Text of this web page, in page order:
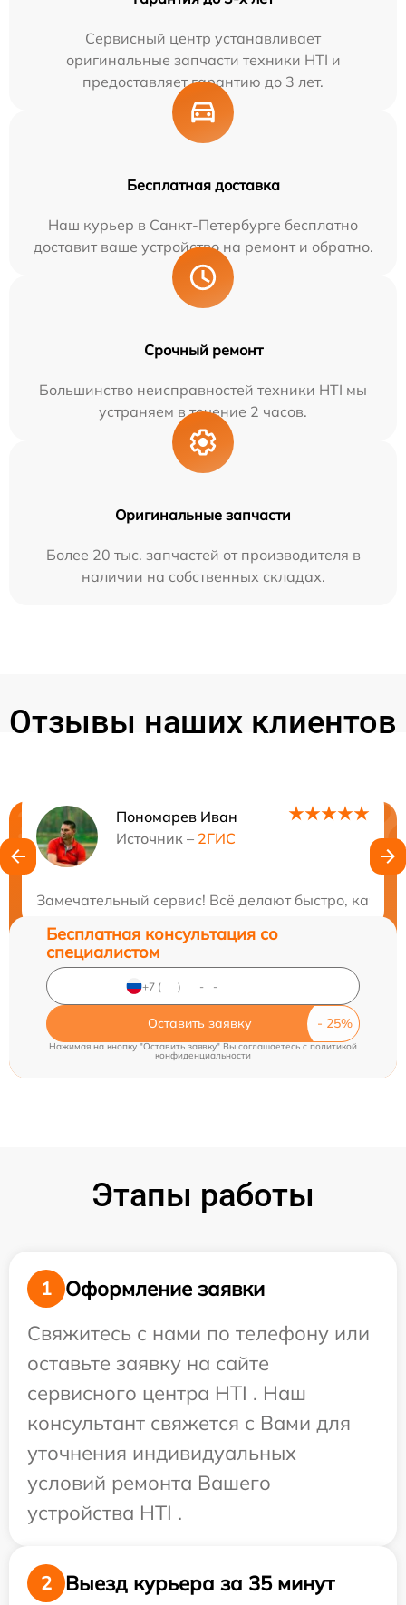
Сервисный центр устанавливает
оригинальные запчасти техники HTI и
предоставляет гарантию до 3 лет.
Бесплатная доставка
Наш курьер в Санкт-Петербурге бесплатно
доставит ваше устройство на ремонт и обратно.
Срочный ремонт
Большинство неисправностей техники HTI мы
устраняем в течение 2 часов.
Оригинальные запчасти
Более 20 тыс. запчастей от производителя в
наличии на собственных складах.
Отзывы наших клиентов
Пономарев Иван
Источник – 2ГИС
Замечательный сервис! Всё делают быстро,
Нужна консультация?
Бесплатная консультация со
специалистом
Оставить заявку
Нажимая на кнопку "Оставить заявку" Вы соглашаетесь cполитикой
конфиденциальности
Этапы работы
1
Оформление заявки
Свяжитесь с нами по телефону или
оставьте заявку на сайте
сервисного центра HTI . Наш
консультант свяжется с Вами для
уточнения индивидуальных
условий ремонта Вашего
устройства HTI .
2 Выезд курьера за 35 минут